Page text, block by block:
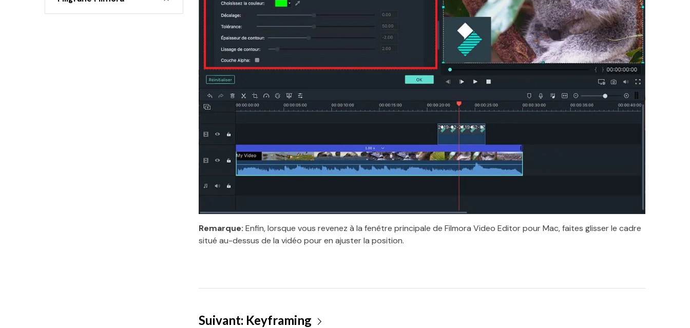
Remarque: Enfin, lorsque vous revenez à la fenêtre principale de Filmora Video Editor pour Mac, faites glisser le cadre
situé au-dessus de la vidéo pour en ajuster la position.
Suivant: Keyframing